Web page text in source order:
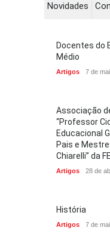
Novidades
Docentes do
Médio
Artigos 7 de
Associação
“Professor
Educacional
Pais e
Chiarelli” da
Artigos 28 de
História
Artigos 7 de